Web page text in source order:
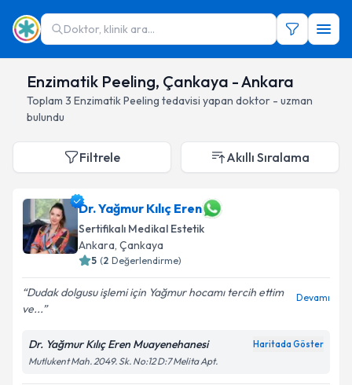
Doktor, klinik ara...
Enzimatik Peeling, Çankaya - Ankara
Toplam 3 Enzimatik Peeling tedavisi yapan doktor - uzman
bulundu
Filtrele Akıllı Sıralama
Dr. Yağmur Kılıç Eren
Sertifikalı Medikal Estetik
Ankara, Çankaya
5 (2 Değerlendirme)
Dudak dolgusu işlemi için Yağmur hocamı tercih ettim
ve...
Devamı
Dr. Yağmur Kılıç Eren Muayenehanesi Haritada Göster
Mutlukent Mah. 2049. Sk. No:12 D:7 Melita Apt.